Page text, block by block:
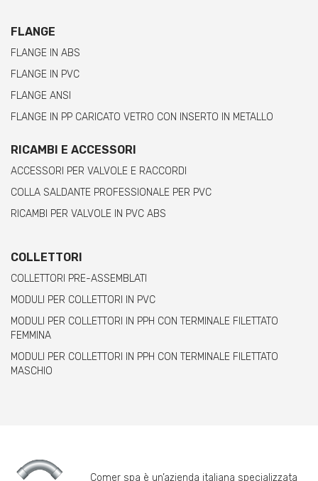
FLANGE
FLANGE IN ABS
FLANGE IN PVC
FLANGE ANSI
FLANGE IN PP CARICATO VETRO CON INSERTO IN METALLO
RICAMBI E ACCESSORI
ACCESSORI PER VALVOLE E RACCORDI
COLLA SALDANTE PROFESSIONALE PER PVC
RICAMBI PER VALVOLE IN PVC ABS
COLLETTORI
COLLETTORI PRE-ASSEMBLATI
MODULI PER COLLETTORI IN PVC
MODULI PER COLLETTORI IN PPH CON TERMINALE FILETTATO
FEMMINA
MODULI PER COLLETTORI IN PPH CON TERMINALE FILETTATO
MASCHIO
Comer spa è un’azienda italiana specializzata